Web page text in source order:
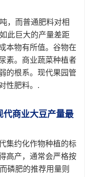
，而普通肥料对相
此巨大的产量差距
本物有所值。谷物在
素。商业蔬菜种植者
的根系。现代果园管
性肥料。.
代商业大豆产量最
集约化作物种植的标
高产，通常会严格按
磷肥的推荐用量则